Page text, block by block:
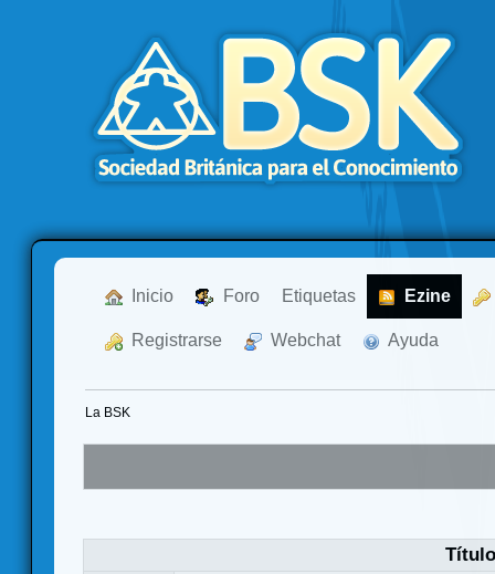
Inicio Foro Etiquetas Ezine
Registrarse Webchat Ayuda
La BSK
Título